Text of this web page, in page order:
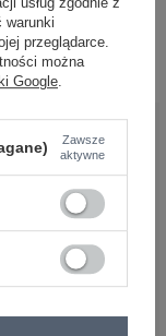
warunki
przeglądarce.
można
Google.
Zawsze
aktywne